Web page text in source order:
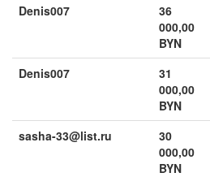
Denis007
36
000,00
BYN
Denis007
31
000,00
BYN
sasha-33@list.ru
30
000,00
BYN